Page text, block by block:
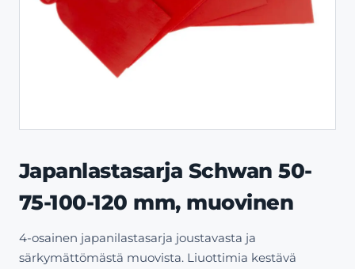
Japanlastasarja Schwan 50-
75-100-120 mm, muovinen
4-osainen japanilastasarja joustavasta ja
särkymättömästä muovista. Liuottimia kestävä